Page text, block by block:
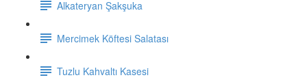
Alkateryan Şakşuka
Mercimek Köftesi Salatası
Tuzlu Kahvaltı Kasesi